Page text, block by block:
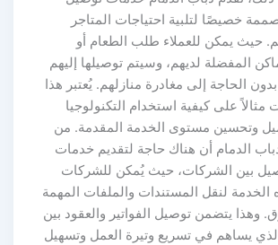
خصيصًا لتلبية احتياجات المتاجر
حيث يمكن للعملاء طلب الطعام أو
المفضلة لديهم، وسيتم توصيلها إليهم
الحاجة إلى مغادرة منازلهم. يُعتبر هذا
على كيفية استخدام التكنولوجيا
وتحسين مستوى الخدمة المقدمة. من
الدمام أن هناك حاجة لتقديم خدمات
بين الشركات، حيث يُمكن للشركات
لنقل المستندات والملفات المهمة
يتضمن توصيل الفواتير والعقود بين
يساهم في تسريع وتيرة العمل وتسهيل